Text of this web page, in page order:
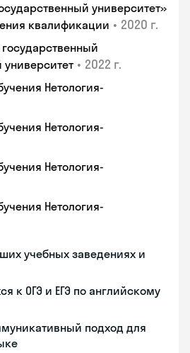
университет»
квалификации • 2020 г.
университет • 2022 г.
Нетология-
Нетология-
Нетология-
Нетология-
учебных заведениях и
к ОГЭ и ЕГЭ по английскому
подход для